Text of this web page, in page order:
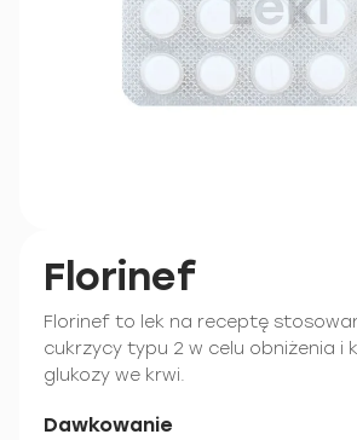
Florinef
Florinef to lek na receptę
cukrzycy typu 2 w celu obniżenia i
glukozy we krwi.
Dawkowanie